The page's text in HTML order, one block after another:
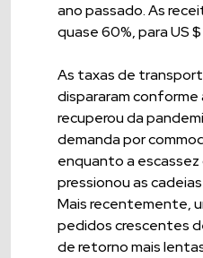
ano passado. As
quase 60%, para US
As taxas de
dispararam conforme
recuperou da
demanda por
enquanto a
pressionou as
Mais recentemente,
pedidos crescentes
de retorno mais